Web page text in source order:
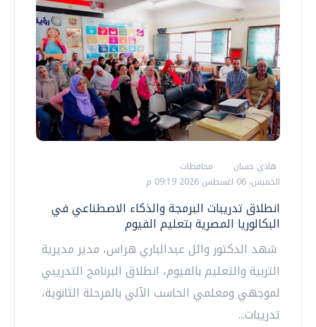
هادي حسان
محافظات
الخميس، 06 اغسطس 2026 09:19 م
انطلاق تدريبات البرمجة والذكاء الاصطناعي في
البكالوريا المصرية بتعليم الفيوم
شهد الدكتور وائل عبدالباري هراس، مدير مديرية
التربية والتعليم بالفيوم، انطلاق البرنامج التدريبي
لموجهي ومعلمي الحاسب الآلي بالمرحلة الثانوية،
تدريبات...